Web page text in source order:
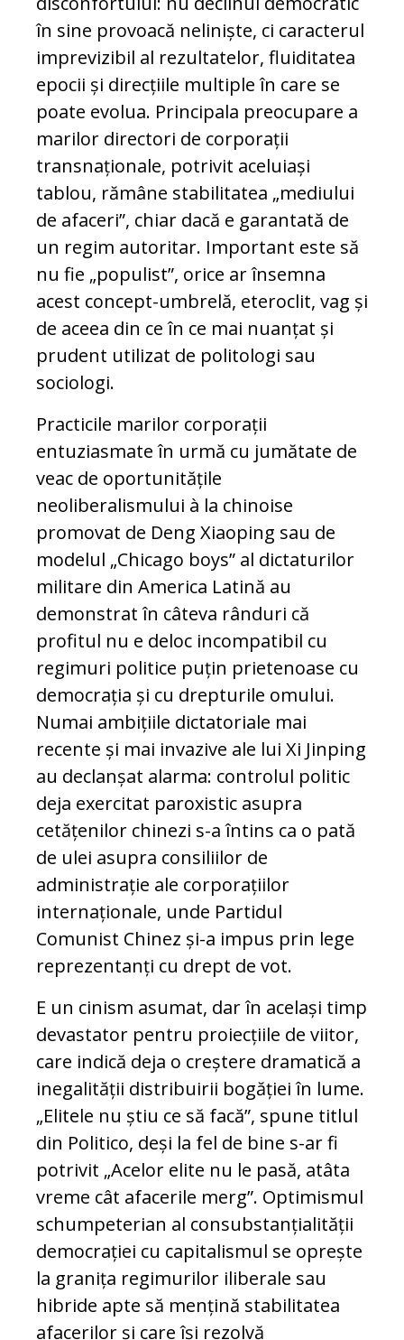
în sine provoacă neliniște, ci caracterul
imprevizibil al rezultatelor, fluiditatea
epocii și direcțiile multiple în care se
poate evolua. Principala preocupare a
marilor directori de corporații
transnaționale, potrivit aceluiași
tablou, rămâne stabilitatea „mediului
de afaceri”, chiar dacă e garantată de
un regim autoritar. Important este să
nu fie „populist”, orice ar însemna
acest concept-umbrelă, eteroclit, vag și
de aceea din ce în ce mai nuanțat și
prudent utilizat de politologi sau
sociologi.
Practicile marilor corporații
entuziasmate în urmă cu jumătate de
veac de oportunitățile
neoliberalismului à la chinoise
promovat de Deng Xiaoping sau de
modelul „Chicago boys” al dictaturilor
militare din America Latină au
demonstrat în câteva rânduri că
profitul nu e deloc incompatibil cu
regimuri politice puțin prietenoase cu
democrația și cu drepturile omului.
Numai ambițiile dictatoriale mai
recente și mai invazive ale lui Xi Jinping
au declanșat alarma: controlul politic
deja exercitat paroxistic asupra
cetățenilor chinezi s-a întins ca o pată
de ulei asupra consiliilor de
administrație ale corporațiilor
internaționale, unde Partidul
Comunist Chinez și-a impus prin lege
reprezentanți cu drept de vot.
E un cinism asumat, dar în același timp
devastator pentru proiecțiile de viitor,
care indică deja o creștere dramatică a
inegalității distribuirii bogăției în lume.
„Elitele nu știu ce să facă”, spune titlul
din Politico, deși la fel de bine s-ar fi
potrivit „Acelor elite nu le pasă, atâta
vreme cât afacerile merg”. Optimismul
schumpeterian al consubstanțialității
democrației cu capitalismul se oprește
la granița regimurilor iliberale sau
hibride apte să mențină stabilitatea
afacerilor și care își rezolvă